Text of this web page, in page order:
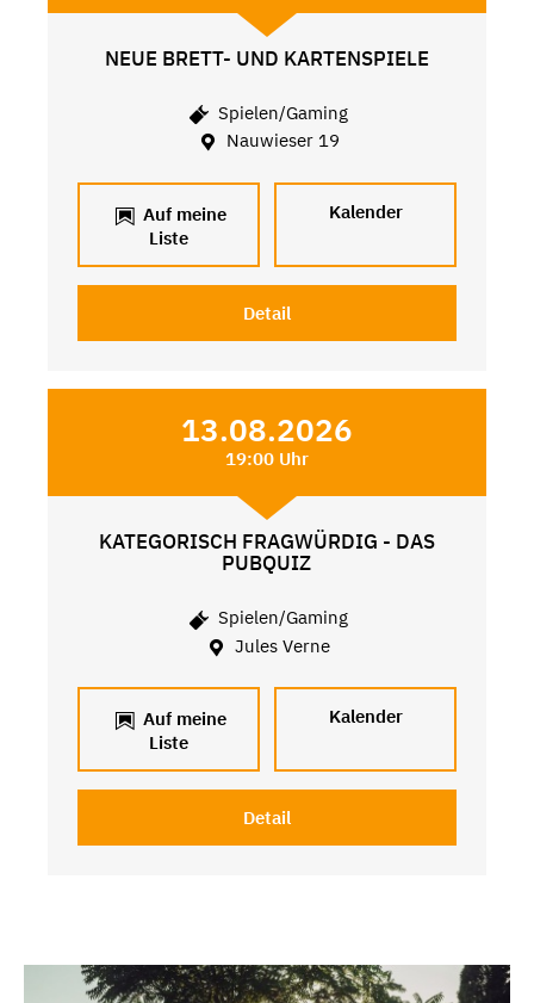
NEUE BRETT- UND KARTENSPIELE
Spielen/Gaming
Nauwieser 19
Auf meine
Liste
Kalender
Detail
13.08.2026
19:00 Uhr
KATEGORISCH FRAGWÜRDIG - DAS
PUBQUIZ
Spielen/Gaming
Jules Verne
Auf meine
Liste
Kalender
Detail